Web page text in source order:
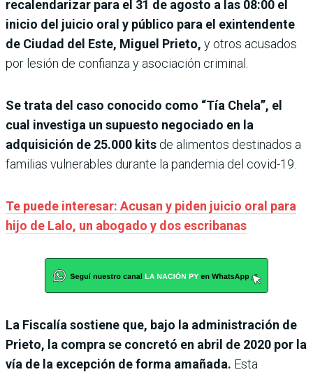
recalendarizar para el 31 de agosto a las 08:00 el
inicio del juicio oral y público para el exintendente
de Ciudad del Este, Miguel Prieto, y otros acusados
por lesión de confianza y asociación criminal.
Se trata del caso conocido como “Tía Chela”, el
cual investiga un supuesto negociado en la
adquisición de 25.000 kits de alimentos destinados a
familias vulnerables durante la pandemia del covid-19.
Te puede interesar: Acusan y piden juicio oral para
hijo de Lalo, un abogado y dos escribanas
La Fiscalía sostiene que, bajo la administración de
Prieto, la compra se concretó en abril de 2020 por la
vía de la excepción de forma amañada. Esta